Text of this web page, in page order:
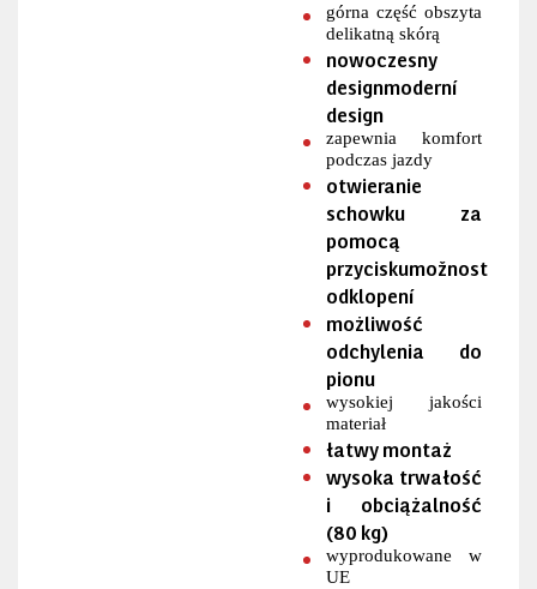
górna część obszyta
delikatną skórą
nowoczesny
designmoderní
design
zapewnia komfort
podczas jazdy
otwieranie
schowku za
pomocą
przyciskumožnost
odklopení
możliwość
odchylenia do
pionu
wysokiej jakości
materiał
łatwy montaż
wysoka trwałość
i obciążalność
(80 kg)
wyprodukowane w
UE